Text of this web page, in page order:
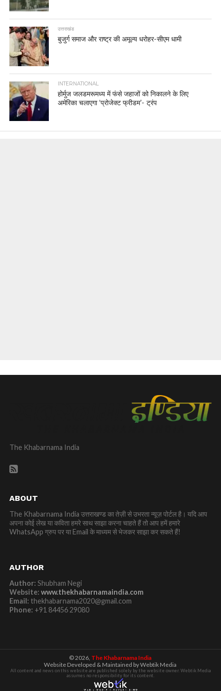
उत्तराखंड
बुजुर्ग समाज और राष्ट्र की अमूल्य धरोहर-सीएम धामी
INTERNATIONAL
होर्मुज जलडमरूमध्य में फंसे जहाजों को निकालने के लिए
अमेरिका चलाएगा ‘प्रोजेक्ट फ्रीडम’- ट्रंप
The Khabarnama India
ABOUT
The Khabarnama India उत्तराखण्ड का तेज़ी से उभरता न्यूज़ पोर्टल है। यदि आप
अपना कोई लेख या कविता हमरे साथ साझा करना चाहते हैं तो आप हमें हमारे
WhatsApp ग्रुप पर या Email के माध्यम से भेजकर साझा कर सकते हैं!
AUTHOR
Author: Shubham Negi
Website: www.thekhabarnamaindia.com
Email: thekhabarnama2020@gmail.com
Phone: +91 84456 29080
© 2026, The Khabarnama India
Website Developed & Maintained by Webtik Media
All content and news on this website are published solely by the website owner. Webtik Media
assumes no responsibility for its content.